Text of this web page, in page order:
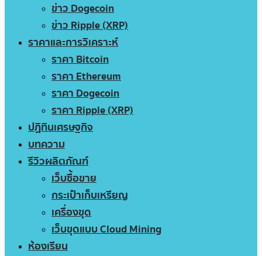
ข่าว Dogecoin
ข่าว Ripple (XRP)
ราคาและการวิเคราะห์
ราคา Bitcoin
ราคา Ethereum
ราคา Dogecoin
ราคา Ripple (XRP)
ปฏิทินเศรษฐกิจ
บทความ
รีวิวผลิตภัณฑ์
เว็บซื้อขาย
กระเป๋าเก็บเหรียญ
เครื่องขุด
เว็บขุดแบบ Cloud Mining
ห้องเรียน